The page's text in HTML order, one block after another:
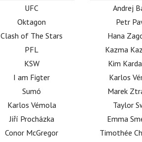
UFC
Oktagon
Clash of The Stars
PFL
KSW
I am Figter
Sumó
Karlos Vémola
Jiří Procházka
Conor McGregor
Andrej
Petr
Hana
Kazma
Kim
Karlos
Marek
Taylor
Emma
Timothée